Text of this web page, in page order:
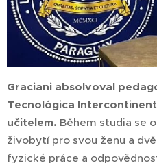
Graciani absolvoval
Tecnológica
učitelem. Během studia se
živobytí pro svou ženu a
fyzické práce a